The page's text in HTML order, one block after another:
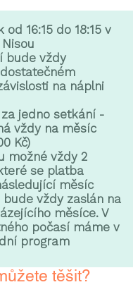
16:15 do 18:15 v
bude vždy
na náplni
za jedno setkání -
vždy na měsíc
Kč)
možné vždy 2
se platba
měsíc
bude vždy zaslán na
měsíce. V
počasí máme v
program
těšit?